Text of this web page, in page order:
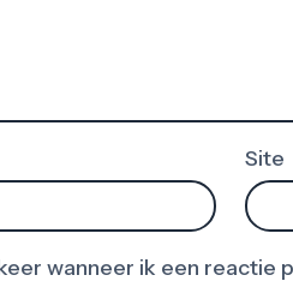
Site
wanneer ik een reactie